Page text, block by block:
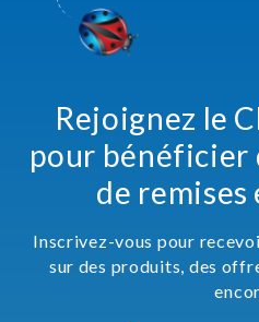
Rejoignez le
pour bénéficier
de remises
Inscrivez-vous pour
sur des produits, des